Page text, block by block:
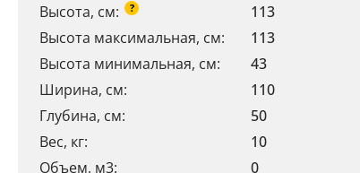
Высота, см: ?
113
Высота максимальная, см:
113
Высота минимальная, см:
43
Ширина, см:
110
Глубина, см:
50
Вес, кг:
10
Объем, м3:
0